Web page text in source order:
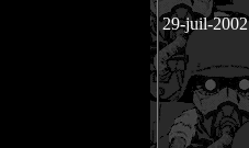
29-juil-2002